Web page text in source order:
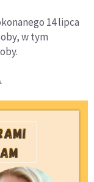
14 lipca
w tym